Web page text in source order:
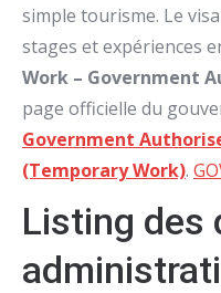
simple tourisme. Le
stages et expériences
Work – Government
page officielle du
Government
(Temporary Work).
Listing des